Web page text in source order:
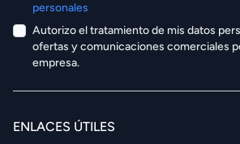
personales
Autorizo el tratamiento de mis datos
ofertas y comunicaciones comerciales
empresa.
ENLACES ÚTILES